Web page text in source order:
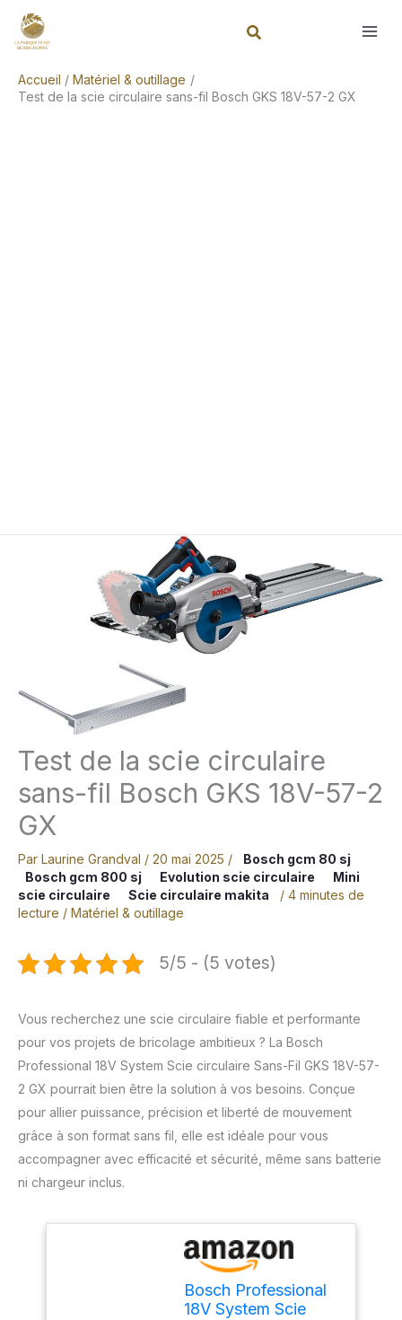
Accueil
Matériel & outillage
Test de la scie circulaire sans-fil Bosch GKS 18V-57-2 GX
Test de la scie circulaire
sans-fil Bosch GKS 18V-57-2
GX
Par Laurine Grandval / 20 mai 2025 /
Bosch gcm 80 sj
Bosch gcm 800 sj
Evolution scie circulaire
Mini
scie circulaire
Scie circulaire makita / 4 minutes de
lecture / Matériel & outillage
5/5 - (5 votes)
Vous recherchez une scie circulaire fiable et performante
pour vos projets de bricolage ambitieux ? La Bosch
Professional 18V System Scie circulaire Sans-Fil GKS 18V-57-
2 GX pourrait bien être la solution à vos besoins. Conçue
pour allier puissance, précision et liberté de mouvement
grâce à son format sans fil, elle est idéale pour vous
accompagner avec efficacité et sécurité, même sans batterie
ni chargeur inclus.
Bosch Professional
18V System Scie
Rechercher